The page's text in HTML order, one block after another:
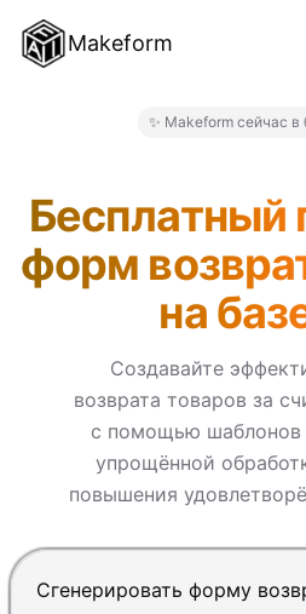
Makeform
БЛОГ
ВОЙТИ
ПОПРОБОВАТЬ
✨ Makeform сейчас в
Бесплатный
форм
на
Создавайте
возврата товаров за
с помощью шаблонов
упрощённой
повышения
Нажмите Enter, чтобы